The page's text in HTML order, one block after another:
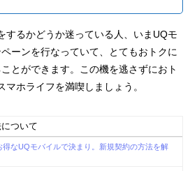
するかどうか迷っている人、いまUQモ
ーンを行なっていて、とてもおトクに
とができます。この機を逃さずにおト
マホライフを満喫しましょう。
ついて
得なUQモバイルで決まり。新規契約の方法を解